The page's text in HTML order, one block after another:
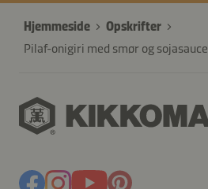
Hjemmeside
Opskrifter
Pilaf-onigiri med smør og sojasauce